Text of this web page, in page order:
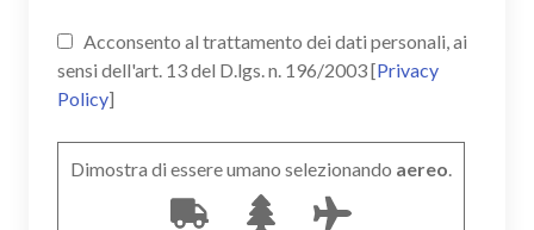
Acconsento al trattamento dei dati personali, ai
sensi dell'art. 13 del D.lgs. n. 196/2003 [Privacy
Policy]
Dimostra di essere umano selezionando aereo.